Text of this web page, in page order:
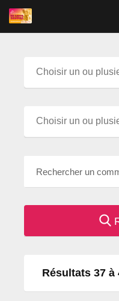
Résultats 37 à